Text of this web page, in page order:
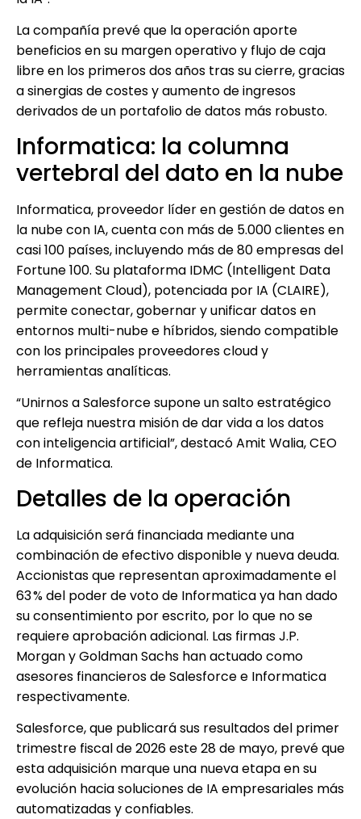
La compañía prevé que la operación aporte
beneficios en su margen operativo y flujo de caja
libre en los primeros dos años tras su cierre, gracias
a sinergias de costes y aumento de ingresos
derivados de un portafolio de datos más robusto.
Informatica: la columna
vertebral del dato en la nube
Informatica, proveedor líder en gestión de datos en
la nube con IA, cuenta con más de 5.000 clientes en
casi 100 países, incluyendo más de 80 empresas del
Fortune 100. Su plataforma IDMC (Intelligent Data
Management Cloud), potenciada por IA (CLAIRE),
permite conectar, gobernar y unificar datos en
entornos multi-nube e híbridos, siendo compatible
con los principales proveedores cloud y
herramientas analíticas.
“Unirnos a Salesforce supone un salto estratégico
que refleja nuestra misión de dar vida a los datos
con inteligencia artificial”, destacó Amit Walia, CEO
de Informatica.
Detalles de la operación
La adquisición será financiada mediante una
combinación de efectivo disponible y nueva deuda.
Accionistas que representan aproximadamente el
63 % del poder de voto de Informatica ya han dado
su consentimiento por escrito, por lo que no se
requiere aprobación adicional. Las firmas J.P.
Morgan y Goldman Sachs han actuado como
asesores financieros de Salesforce e Informatica
respectivamente.
Salesforce, que publicará sus resultados del primer
trimestre fiscal de 2026 este 28 de mayo, prevé que
esta adquisición marque una nueva etapa en su
evolución hacia soluciones de IA empresariales más
automatizadas y confiables.